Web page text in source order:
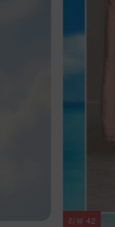
리뷰100